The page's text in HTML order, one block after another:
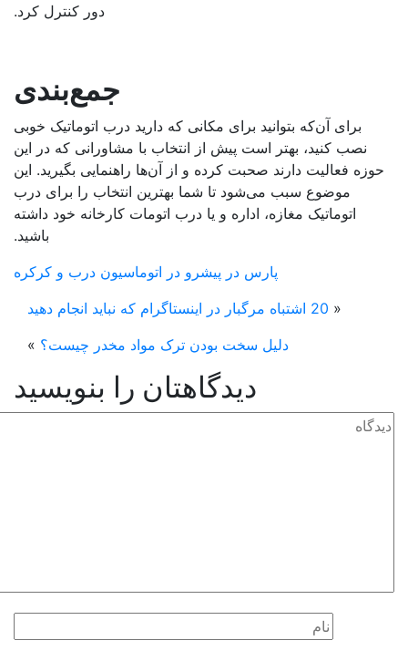
دور کنترل کرد.
جمع‌بندی
برای آن‌که بتوانید برای مکانی که دارید درب اتوماتیک خوبی
نصب کنید، بهتر است پیش از انتخاب با مشاورانی که در این
فعالیت دارند صحبت کرده و از آن‌ها راهنمایی بگیرید. این
موضوع سبب می‌شود تا شما بهترین انتخاب را برای درب
اتوماتیک مغازه، اداره و یا درب اتومات کارخانه خود داشته
باشید.
پارس در پیشرو در اتوماسیون درب و کرکره
20 اشتباه مرگبار در اینستاگرام که نباید انجام دهید
دلیل سخت بودن ترک مواد مخدر چیست؟»
دیدگاهتان را بنویسید